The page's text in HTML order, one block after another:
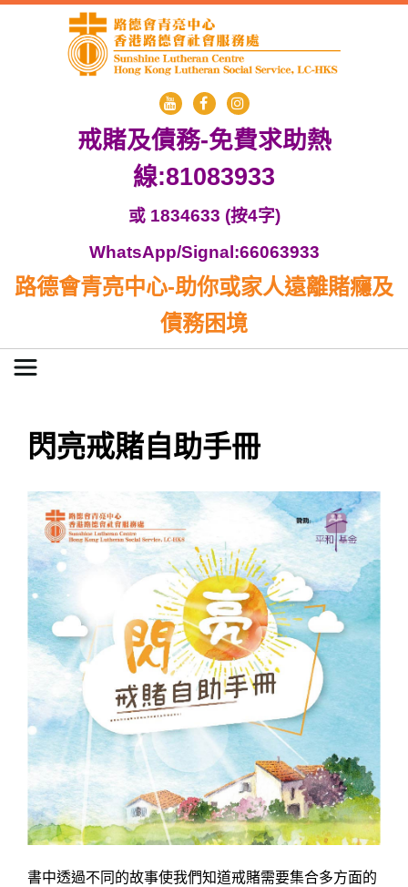
戒賭及債務-免費求助熱
線:81083933
或 1834633 (按4字)
WhatsApp/Signal:66063933
路德會青亮中心-助你或家人遠離賭癮及
債務困境
閃亮戒賭自助手冊
書中透過不同的故事使我們知道戒賭需要集合多方面的